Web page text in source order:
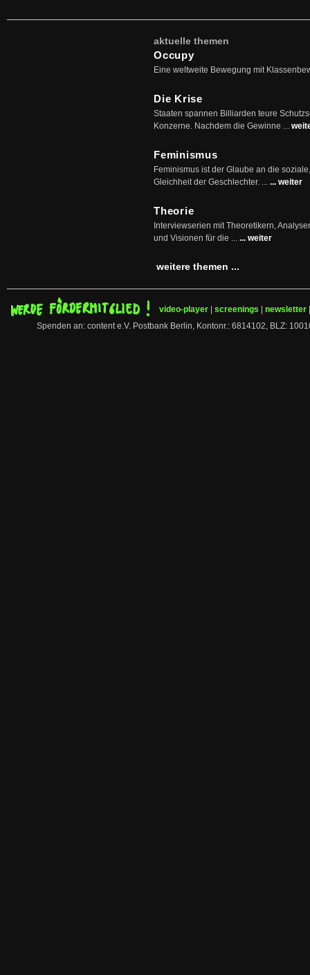
aktuelle themen
Occupy
Eine weltweite Bewegung mit
Die Krise
Staaten spannen Billiarden teure
Konzerne. Nachdem die Gewinne ...
Feminismus
Feminismus ist der Glaube an die
Gleichheit der Geschlechter. ... ... weiter
Theorie
Interviewserien mit Theoretikern,
und Visionen für die ... ... weiter
weitere themen ...
video-player screenings newsletter
Spenden an: content e.V. Postbank Berlin, Kontonr.: 6814102, BLZ: